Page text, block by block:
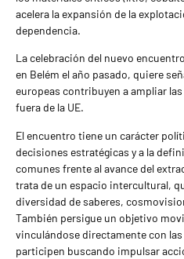
acelera la expansión de la
dependencia.
La celebración del nuevo
en Belém el año pasado, quiere
europeas contribuyen a ampliar
fuera de la UE.
El encuentro tiene un carácter
decisiones estratégicas y a la
comunes frente al avance del
trata de un espacio intercultural,
diversidad de saberes,
También persigue un objetivo
vinculándose directamente con
participen buscando impulsar